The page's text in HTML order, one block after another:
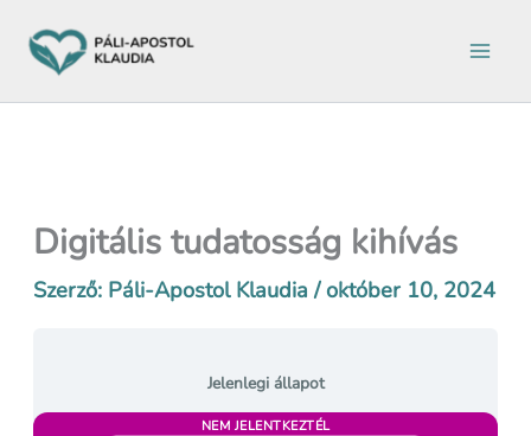
tartalomra
Digitális tudatosság kihívás
Szerző: Páli-Apostol Klaudia/október 10, 2024
Jelenlegi állapot
NEM JELENTKEZTÉL